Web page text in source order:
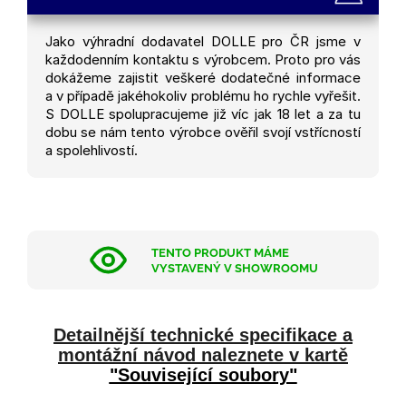
Jako výhradní dodavatel DOLLE pro ČR jsme v
každodenním kontaktu s výrobcem. Proto pro vás
dokážeme zajistit veškeré dodatečné informace
a v případě jakéhokoliv problému ho rychle vyřešit.
S DOLLE spolupracujeme již víc jak 18 let a za tu
dobu se nám tento výrobce ověřil svojí vstřícností
a spolehlivostí.
TENTO PRODUKT MÁME
VYSTAVENÝ V SHOWROOMU
Detailnější technické specifikace a
montážní návod naleznete v kartě
"Související soubory"